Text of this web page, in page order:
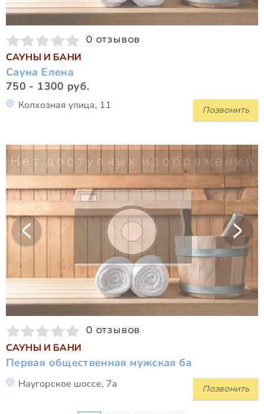
0 отзывов
САУНЫ И БАНИ
Сауна Елена
750 - 1300 руб.
Позвонить
Колхозная улица, 11
0 отзывов
САУНЫ И БАНИ
Первая общественная мужская ба
Позвонить
Наугорское шоссе, 7а